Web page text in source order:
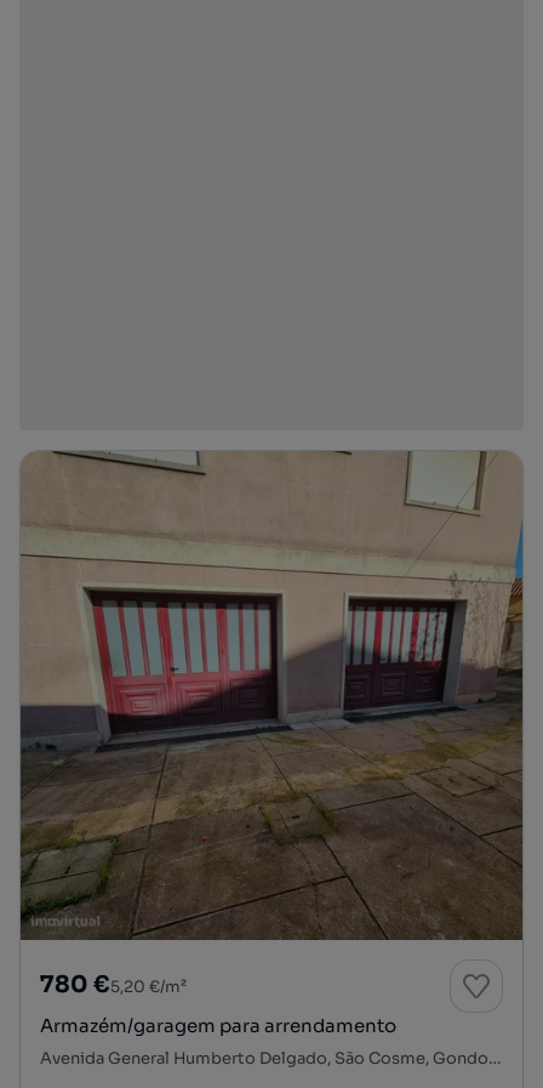
780 €5,20 €/m²
Armazém/garagem para arrendamento
Avenida General Humberto Delgado, São Cosme, Gondomar (São Cosme), Valbom e Jovim, Gondomar, Porto